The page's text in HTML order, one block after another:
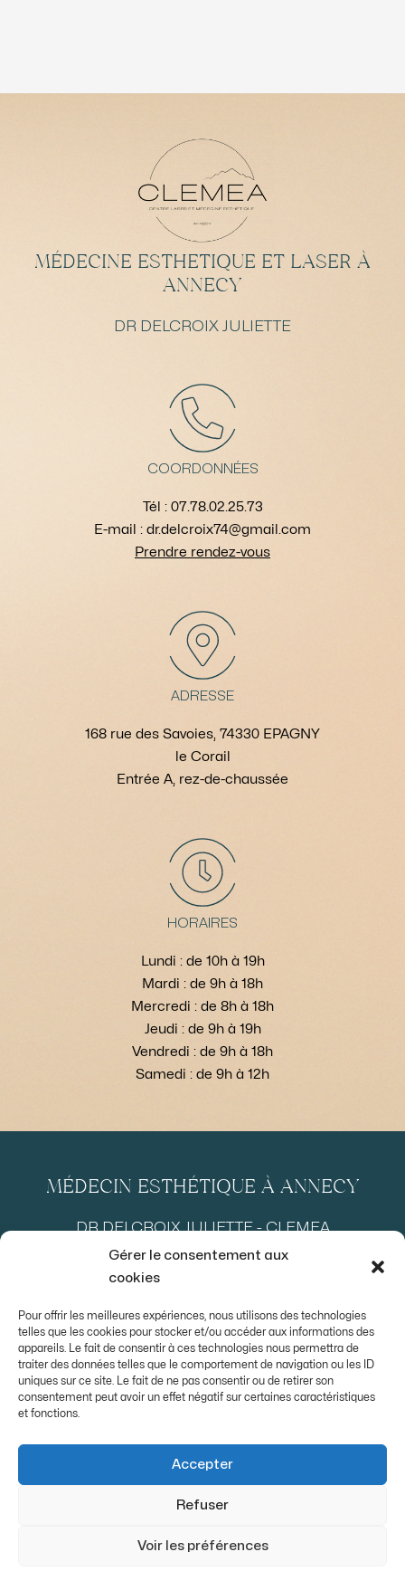
Gérer le consentement aux
cookies
Pour offrir les meilleures expériences, nous utilisons des technologies
telles que les cookies pour stocker et/ou accéder aux informations des
appareils. Le fait de consentir à ces technologies nous permettra de
traiter des données telles que le comportement de navigation ou les ID
uniques sur ce site. Le fait de ne pas consentir ou de retirer son
consentement peut avoir un effet négatif sur certaines caractéristiques
et fonctions.
Accepter
Refuser
Voir les préférences
MÉDECINE ESTHETIQUE ET LASER À
ANNECY
DR DELCROIX JULIETTE
COORDONNÉES
Tél : 07.78.02.25.73
E-mail : dr.delcroix74@gmail.com
Prendre rendez-vous
ADRESSE
168 rue des Savoies, 74330 EPAGNY
le Corail
Entrée A, rez-de-chaussée
HORAIRES
Lundi : de 10h à 19h
Mardi : de 9h à 18h
Mercredi : de 8h à 18h
Jeudi : de 9h à 19h
Vendredi : de 9h à 18h
Samedi : de 9h à 12h
MÉDECIN ESTHÉTIQUE À ANNECY
DR DELCROIX JULIETTE - CLEMEA
Le centre
Epilation Laser
Médecine Esthétique
Soins visage & corps